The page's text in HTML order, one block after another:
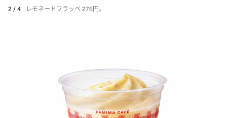
2 / 4 レモネードフラッペ 276円。